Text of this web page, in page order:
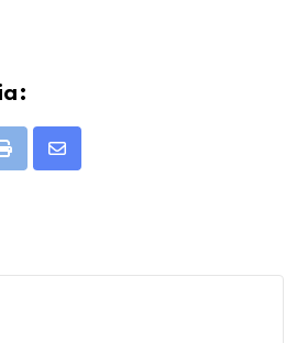
Print
Share